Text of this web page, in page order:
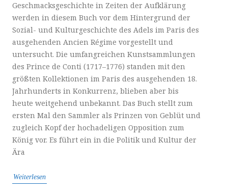
Geschmacksgeschichte in Zeiten der Aufklärung
werden in diesem Buch vor dem Hintergrund der
Sozial- und Kulturgeschichte des Adels im Paris des
ausgehenden Ancien Régime vorgestellt und
untersucht. Die umfangreichen Kunstsammlungen
des Prince de Conti (1717–1776) standen mit den
größten Kollektionen im Paris des ausgehenden 18.
Jahrhunderts in Konkurrenz, blieben aber bis
heute weitgehend unbekannt. Das Buch stellt zum
ersten Mal den Sammler als Prinzen von Geblüt und
zugleich Kopf der hochadeligen Opposition zum
König vor. Es führt ein in die Politik und Kultur der
Ära
Weiterlesen